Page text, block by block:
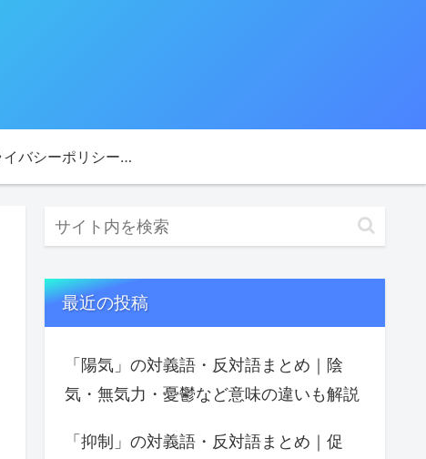
プライバシーポリシー・免責事項
最近の投稿
「陽気」の対義語・反対語まとめ｜陰
気・無気力・憂鬱など意味の違いも解説
「抑制」の対義語・反対語まとめ｜促